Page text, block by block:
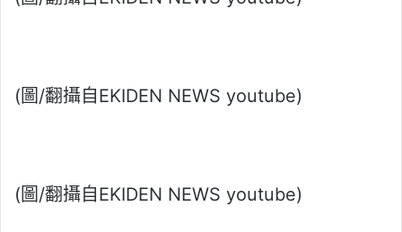
(圖/翻攝自EKIDEN NEWS youtube)
(圖/翻攝自EKIDEN NEWS youtube)